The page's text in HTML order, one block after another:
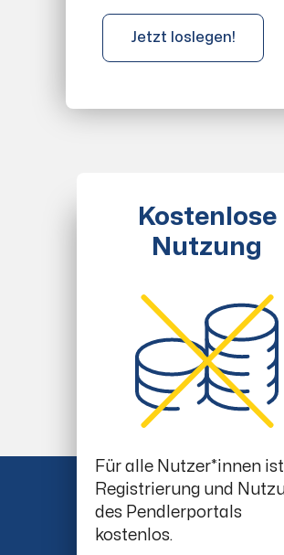
Jetzt loslegen!
Kostenlose
Nutzung
Für alle Nutzer*innen
Registrierung und
des Pendlerportals
kostenlos.